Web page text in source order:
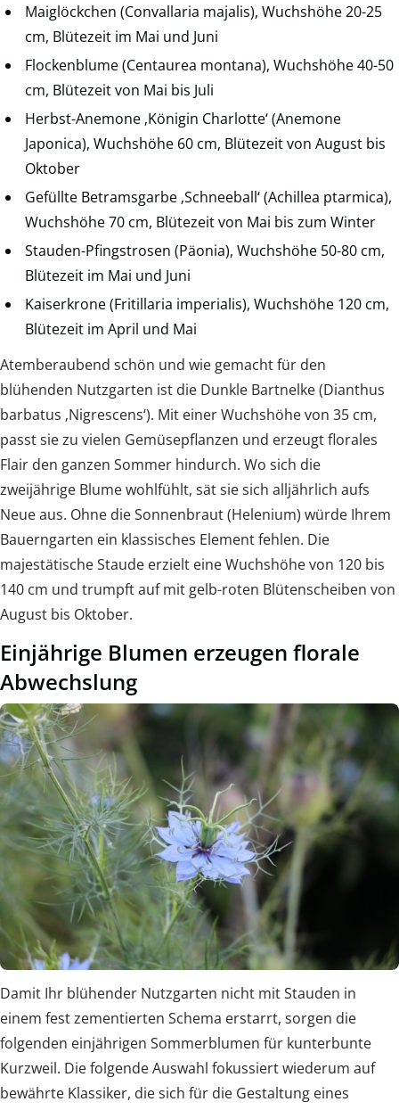
Maiglöckchen (Convallaria majalis), Wuchshöhe 20-25
cm, Blütezeit im Mai und Juni
Flockenblume (Centaurea montana), Wuchshöhe 40-50
cm, Blütezeit von Mai bis Juli
Herbst-Anemone ‚Königin Charlotte‘ (Anemone
Japonica), Wuchshöhe 60 cm, Blütezeit von August bis
Oktober
Gefüllte Betramsgarbe ‚Schneeball‘ (Achillea ptarmica),
Wuchshöhe 70 cm, Blütezeit von Mai bis zum Winter
Stauden-Pfingstrosen (Päonia), Wuchshöhe 50-80 cm,
Blütezeit im Mai und Juni
Kaiserkrone (Fritillaria imperialis), Wuchshöhe 120 cm,
Blütezeit im April und Mai
Atemberaubend schön und wie gemacht für den
blühenden Nutzgarten ist die Dunkle Bartnelke (Dianthus
barbatus ‚Nigrescens‘). Mit einer Wuchshöhe von 35 cm,
passt sie zu vielen Gemüsepflanzen und erzeugt florales
Flair den ganzen Sommer hindurch. Wo sich die
zweijährige Blume wohlfühlt, sät sie sich alljährlich aufs
Neue aus. Ohne die Sonnenbraut (Helenium) würde Ihrem
Bauerngarten ein klassisches Element fehlen. Die
majestätische Staude erzielt eine Wuchshöhe von 120 bis
140 cm und trumpft auf mit gelb-roten Blütenscheiben von
August bis Oktober.
Einjährige Blumen erzeugen florale
Abwechslung
Damit Ihr blühender Nutzgarten nicht mit Stauden in
einem fest zementierten Schema erstarrt, sorgen die
folgenden einjährigen Sommerblumen für kunterbunte
Kurzweil. Die folgende Auswahl fokussiert wiederum auf
bewährte Klassiker, die sich für die Gestaltung eines